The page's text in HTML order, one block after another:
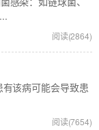
阅读(2864)
阅读(7654)